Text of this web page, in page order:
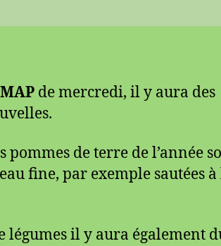
de mercredi, il y aura des
pommes de terre de l’année
fine, par exemple sautées à
légumes il y aura également